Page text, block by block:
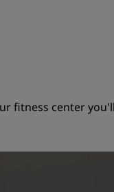
fitness center